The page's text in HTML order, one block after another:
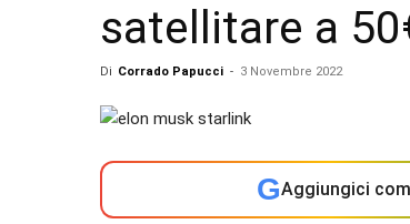
satellitare a
Di Corrado Papucci - 3 Novembre 2022
GAggiungici